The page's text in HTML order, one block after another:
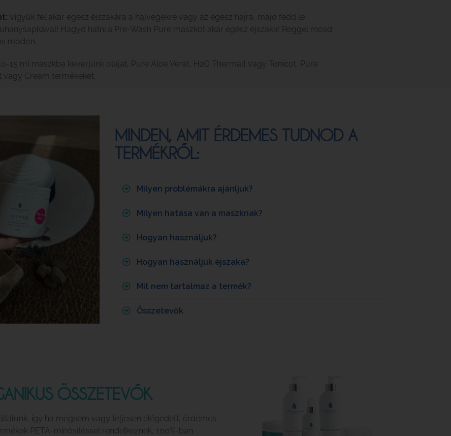
Vigyük fel akár egész éjszakára a hajvégekre vagy az egész hajra, majd fedd le
Hagyd hatni a Pre-Wash Pure maszkot akár egész éjszaka! Reggel mosd
módon.
15 ml maszkba keverjünk olajat, Pure Aloe Verát, H2O Thermalt vagy Tonicot, Pure
vagy Cream termékeket.
MINDEN, AMIT ÉRDEMES TUDNOD A
TERMÉKRŐL:
Milyen problémákra ajánljuk?
Milyen hatása van a maszknak?
Hogyan használjuk?
Hogyan használjuk éjszaka?
Mit nem tartalmaz a termék?
Összetevők
ÖSSZETEVŐK
így ha mégsem vagy teljesen elégedett, érdemes
PETA-minősítéssel rendelkeznek, 100%-ban